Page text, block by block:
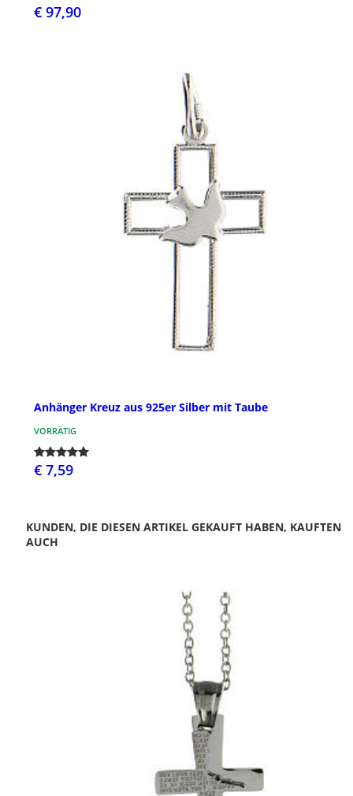
€ 97,90
Anhänger Kreuz aus 925er Silber mit Taube
VORRÄTIG
€ 7,59
KUNDEN, DIE DIESEN ARTIKEL GEKAUFT HABEN, KAUFTEN
AUCH